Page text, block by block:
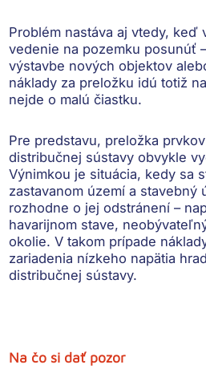
Problém nastáva aj vtedy, keď
vedenie na pozemku posunúť
výstavbe nových objektov
náklady za preložku idú totiž
nejde o malú čiastku.
Pre predstavu, preložka
distribučnej sústavy obvykle
Výnimkou je situácia, kedy sa
zastavanom území a stavebný
rozhodne o jej odstránení –
havarijnom stave,
okolie. V takom prípade
zariadenia nízkeho napätia
distribučnej sústavy.
Na čo si dať pozor